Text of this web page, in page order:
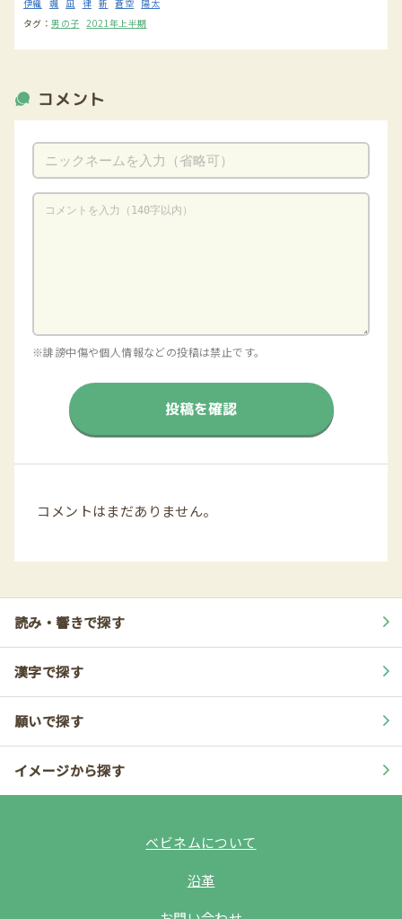
伊織 颯 凪 律 新 蒼空 陽太
タグ：男の子 2021年上半期
コメント
※誹謗中傷や個人情報などの投稿は禁止です。
投稿を確認
コメントはまだありません。
読み・響きで探す
漢字で探す
願いで探す
イメージから探す
ベビネムについて
沿革